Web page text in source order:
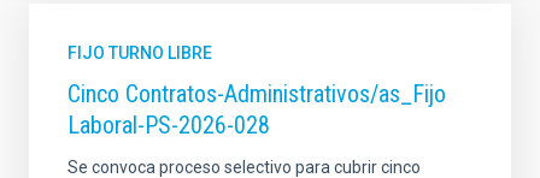
FIJO TURNO LIBRE
Cinco Contratos-Administrativos/as_Fijo
Laboral-PS-2026-028
Se convoca proceso selectivo para cubrir cinco